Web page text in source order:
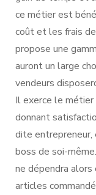
ce métier est
coût et les frais
propose une
auront un large
vendeurs
Il exerce le métier
donnant
dite
boss de soi-
ne dépendra
articles